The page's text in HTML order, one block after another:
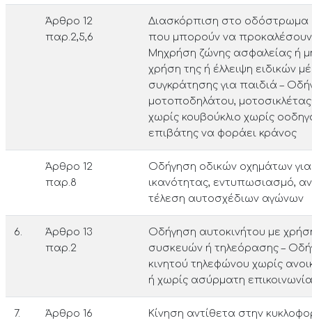
Άρθρο 12
παρ.2,5,6
Διασκόρπιση στο οδόστρωμα
που μπο­ρούν να προκαλέσουν
Μηχρήση ζώνης ασφαλείας ή
χρήση της ή έλλειψη ειδικών
συγκράτησης για παιδιά –
μοτοποδηλάτου, μοτοσικλέτας
χωρίς κουβούκλιο χωρίς
επιβάτης να φοράει κράνος
Άρθρο 12
παρ.8
Οδήγηση οδικών οχημάτων για
ικανότη­τας, εντυπωσιασμό,
τέλεση αυτο­σχέδιων αγώνων
6.
Άρθρο 13
παρ.2
Οδήγηση αυτοκινήτου με
συσκευ­ών ή τηλεόρασης –
κινητού τηλεφώνου χωρίς
ή χωρίς ασύρ­ματη επικοινωνία
7.
Άρθρο 16
Κίνηση αντίθετα στην